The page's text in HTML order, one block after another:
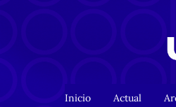
Inicio Actual